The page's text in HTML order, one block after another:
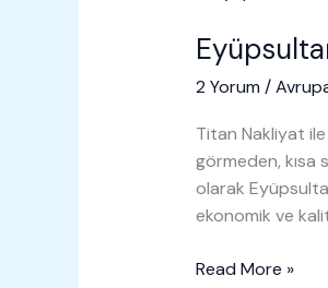
2 Yorum /
Titan Nakliyat ile
görmeden, kısa
olarak
ekonomik ve
Eyüpsultan
Read More »